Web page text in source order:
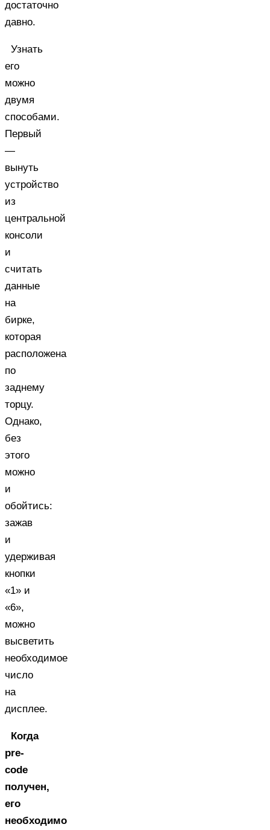
достаточно
давно.
Узнать
его
можно
двумя
способами.
Первый
—
вынуть
устройство
из
центральной
консоли
и
считать
данные
на
бирке,
которая
расположена
по
заднему
торцу.
Однако,
без
этого
можно
и
обойтись:
зажав
и
удерживая
кнопки
«1» и
«6»,
можно
высветить
необходимое
число
на
дисплее.
Когда
pre-
code
получен,
его
необходимо